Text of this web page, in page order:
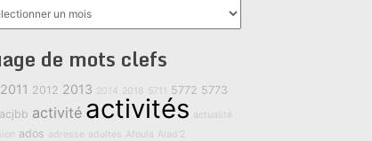
de mots clefs
2011 2012 2013 2014 2018 5711 5772 5773
acjbb activité activités actualité
ados adresse adultes Afoula Alad'2